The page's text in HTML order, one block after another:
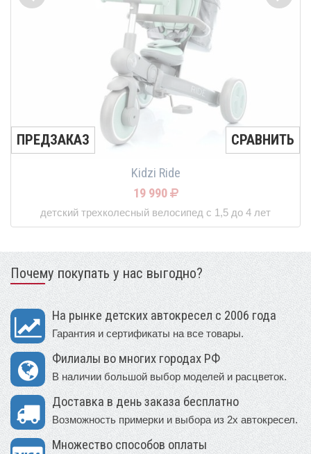
ПРЕДЗАКАЗ СРАВНИТЬ
Kidzi Ride
19 990
детский трехколесный велосипед с 1,5 до 4 лет
Почему покупать у нас выгодно?
На рынке детских автокресел с 2006 года
Гарантия и сертификаты на все товары.
Филиалы во многих городах РФ
В наличии большой выбор моделей и расцветок.
Доставка в день заказа бесплатно
Возможность примерки и выбора из 2х автокресел.
Множество способов оплаты